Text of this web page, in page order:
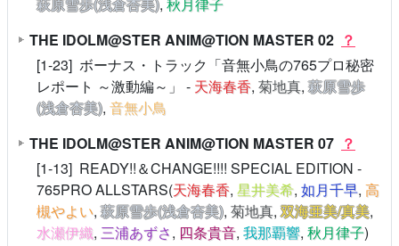
萩原雪歩(浅倉杏美), 秋月律子
THE IDOLM@STER ANIM@TION MASTER 02 ？
[1-23] ボーナス・トラック「音無小鳥の765プロ秘密
レポート ～激動編～」 - 天海春香, 菊地真,萩原雪歩
(浅倉杏美), 音無小鳥
THE IDOLM@STER ANIM@TION MASTER 07 ？
[1-13] READY!!＆CHANGE!!!! SPECIAL EDITION -
765PRO ALLSTARS(天海春香, 星井美希, 如月千早, 高
槻やよい,萩原雪歩(浅倉杏美), 菊地真,双海亜美/真美,
水瀬伊織, 三浦あずさ, 四条貴音, 我那覇響, 秋月律子)